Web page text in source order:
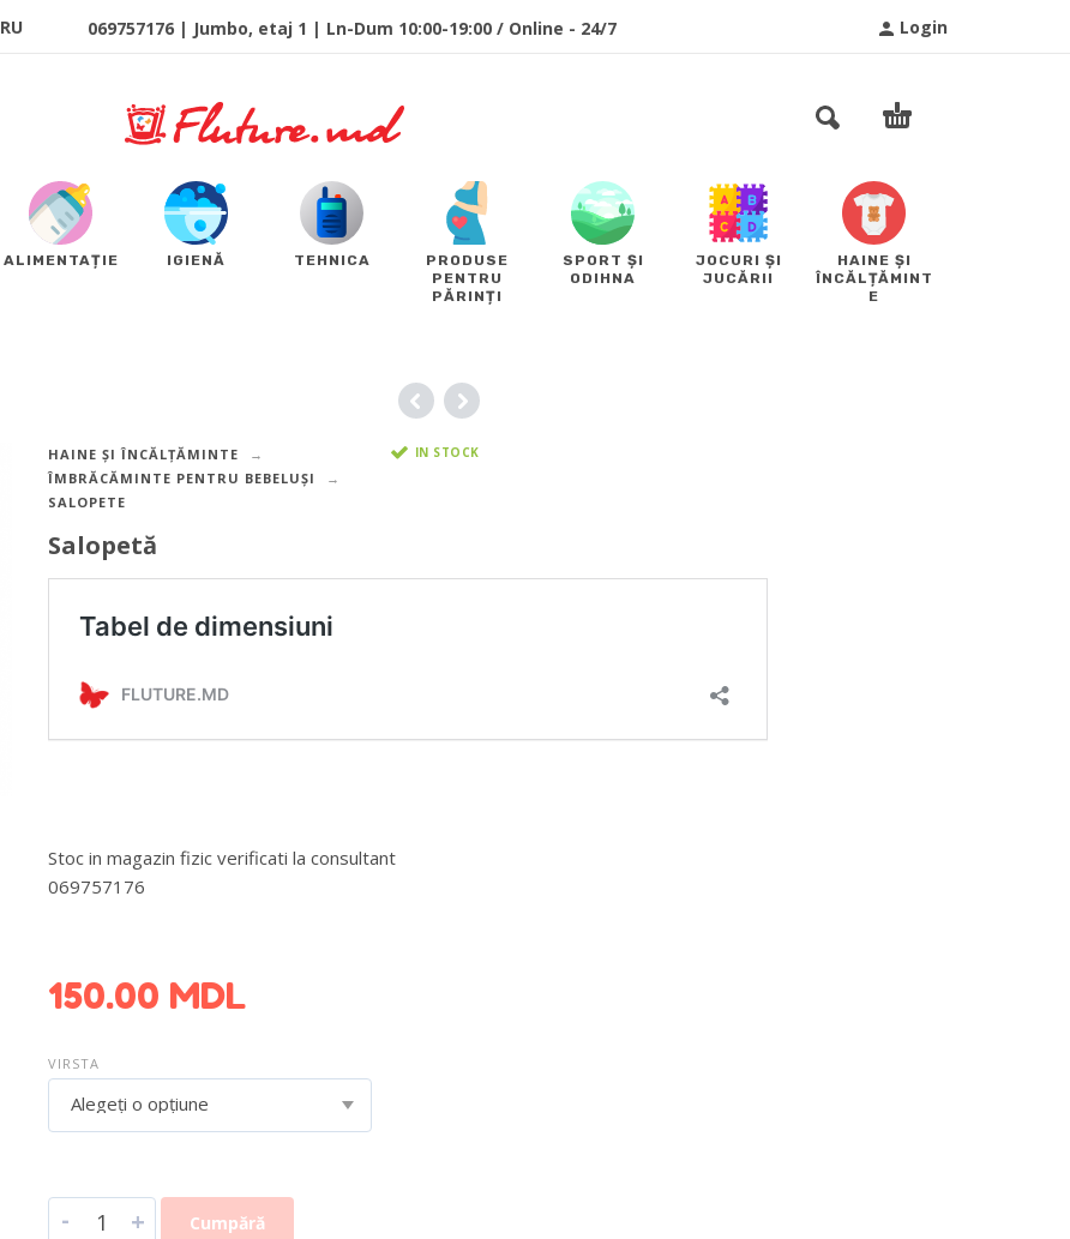
Login
RU 069757176 | Jumbo, etaj 1 | Ln-Dum 10:00-19:00 / Online - 24/7
ALIMENTAȚIE IGIENĂ TEHNICA
PRODUSE
PENTRU
PĂRINȚI
SPORT ȘI
ODIHNA
JOCURI ȘI
JUCĂRII
HAINE ȘI
ÎNCĂLȚĂMINT
E
HAINE ȘI ÎNCĂLȚĂMINTE
ÎMBRĂCĂMINTE PENTRU BEBELUȘI
SALOPETE
IN STOCK
Salopetă
Stoc in magazin fizic verificati la consultant
069757176
150.00 MDL
VIRSTA
Alegeți o opțiune
- + Cumpără